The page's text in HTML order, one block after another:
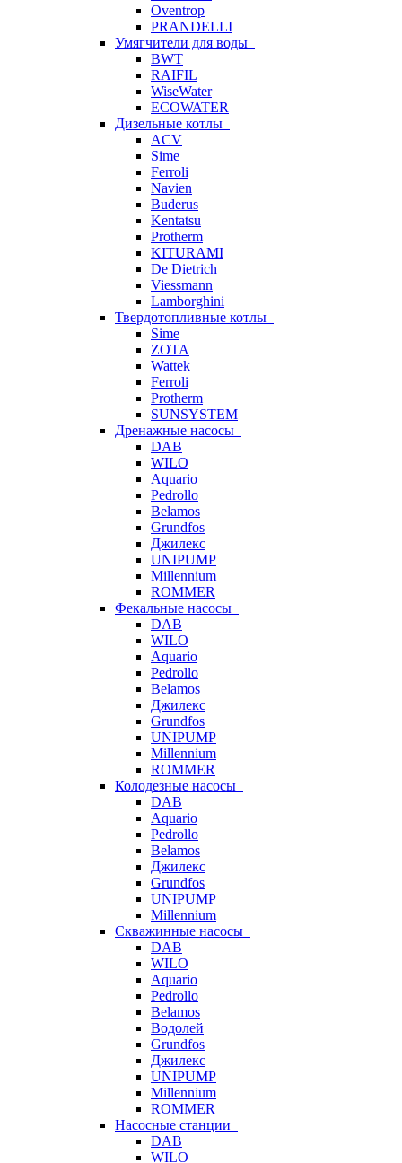
Oventrop
PRANDELLI
Умягчители для воды
BWT
RAIFIL
WiseWater
ECOWATER
Дизельные котлы
ACV
Sime
Ferroli
Navien
Buderus
Kentatsu
Protherm
KITURAMI
De Dietrich
Viessmann
Lamborghini
Твердотопливные котлы
Sime
ZOTA
Wattek
Ferroli
Protherm
SUNSYSTEM
Дренажные насосы
DAB
WILO
Aquario
Pedrollo
Belamos
Grundfos
Джилекс
UNIPUMP
Millennium
ROMMER
Фекальные насосы
DAB
WILO
Aquario
Pedrollo
Belamos
Джилекс
Grundfos
UNIPUMP
Millennium
ROMMER
Колодезные насосы
DAB
Aquario
Pedrollo
Belamos
Джилекс
Grundfos
UNIPUMP
Millennium
Скважинные насосы
DAB
WILO
Aquario
Pedrollo
Belamos
Водолей
Grundfos
Джилекс
UNIPUMP
Millennium
ROMMER
Насосные станции
DAB
WILO